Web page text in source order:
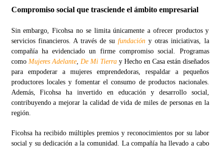
Compromiso social que trasciende el ámbito empresarial
Sin embargo, Ficohsa no se limita únicamente a ofrecer productos y
servicios financieros. A través de sufundación y otras iniciativas, la
compañía ha evidenciado un firme compromiso social. Programas
como Mujeres Adelante, De Mi Tierray Hecho en Casa están diseñados
para empoderar a mujeres emprendedoras, respaldar a pequeños
productores locales y fomentar el consumo de productos nacionales.
Además, Ficohsa ha invertido en educación y desarrollo social,
contribuyendo a mejorar la calidad de vida de miles de personas en la
región.
Ficohsa ha recibido múltiples premios y reconocimientos por su labor
social y su dedicación a la comunidad. La compañía ha llevado a cabo